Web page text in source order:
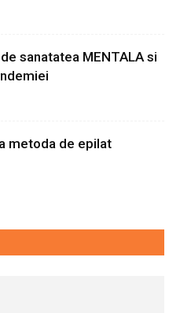
sanatatea MENTALA si
metoda de epilat